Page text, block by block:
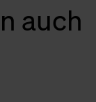
Verwendung
auch